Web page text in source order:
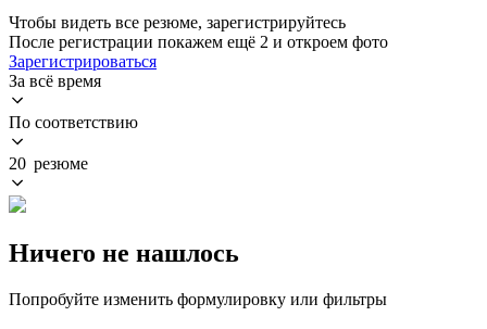
Чтобы видеть все резюме, зарегистрируйтесь
После регистрации покажем ещё 2 и откроем фото
Зарегистрироваться
За всё время
По соответствию
20 резюме
Ничего не нашлось
Попробуйте изменить формулировку или фильтры